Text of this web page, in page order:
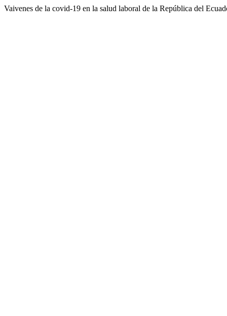
Vaivenes de la covid-19 en la salud laboral de la República del